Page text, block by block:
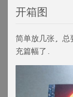
开箱图
简单放几张, 总
充篇幅了.